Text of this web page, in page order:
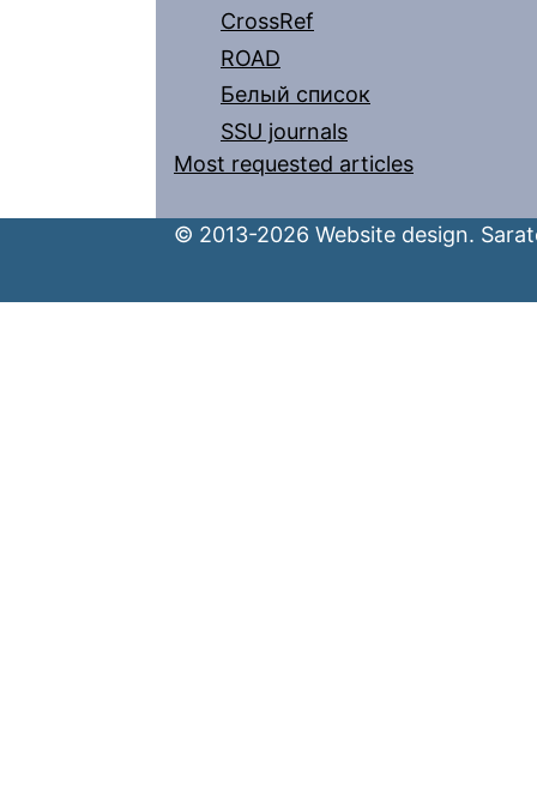
CrossRef
ROAD
Белый список
SSU journals
Most requested articles
© 2013-2026 Website design.